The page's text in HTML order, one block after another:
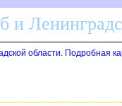
и
области. Подробная